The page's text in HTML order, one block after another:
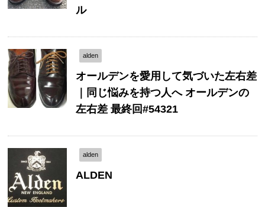
ル
alden
オールデンを愛用して気づいた左右差
｜同じ悩みを持つ人へ オールデンの
左右差 最終回#54321
alden
ALDEN